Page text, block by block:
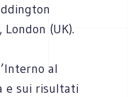
(UK).
al
e sui risultati